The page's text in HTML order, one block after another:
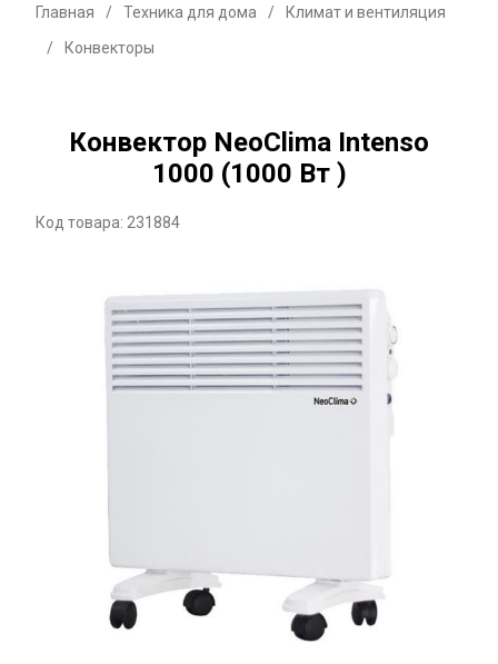
Главная / Техника для дома /
Климат и вентиляция
/
Конвекторы
Конвектор NeoClima Intenso
1000 (1000 Вт )
Код товара: 231884